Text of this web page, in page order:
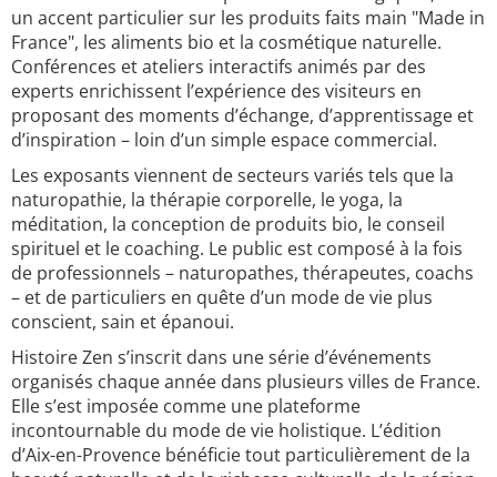
un accent particulier sur les produits faits main "Made in
France", les aliments bio et la cosmétique naturelle.
Conférences et ateliers interactifs animés par des
experts enrichissent l’expérience des visiteurs en
proposant des moments d’échange, d’apprentissage et
d’inspiration – loin d’un simple espace commercial.
Les exposants viennent de secteurs variés tels que la
naturopathie, la thérapie corporelle, le yoga, la
méditation, la conception de produits bio, le conseil
spirituel et le coaching. Le public est composé à la fois
de professionnels – naturopathes, thérapeutes, coachs
– et de particuliers en quête d’un mode de vie plus
conscient, sain et épanoui.
Histoire Zen s’inscrit dans une série d’événements
organisés chaque année dans plusieurs villes de France.
Elle s’est imposée comme une plateforme
incontournable du mode de vie holistique. L’édition
d’Aix-en-Provence bénéficie tout particulièrement de la